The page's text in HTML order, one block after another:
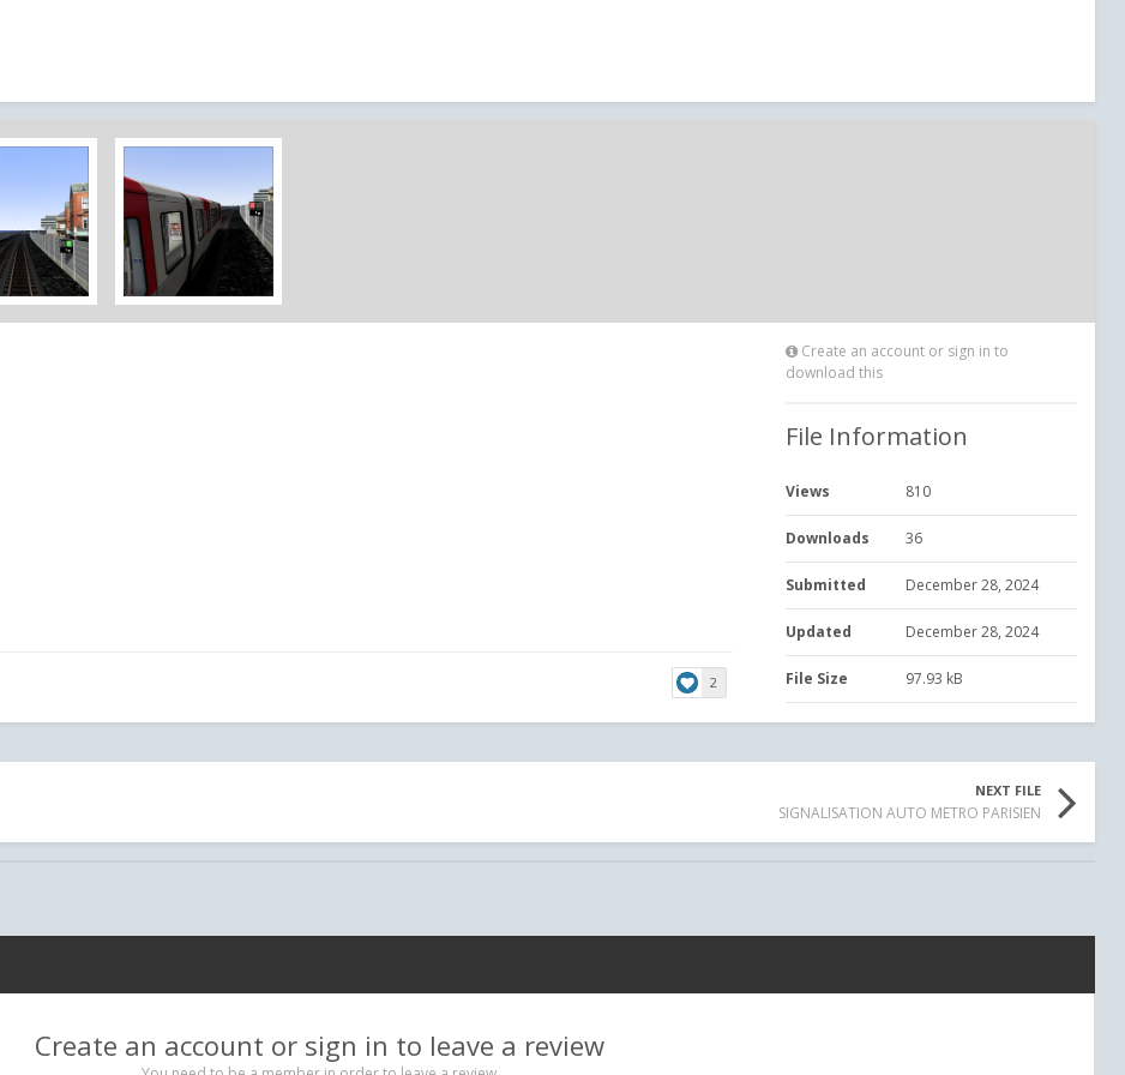
2
Create an account or sign in to
download this
File Information
Views 810
Downloads 36
Submitted December 28, 2024
Updated December 28, 2024
File Size 97.93 kB
NEXT FILE
SIGNALISATION AUTO METRO PARISIEN
Create an account or sign in to leave a review